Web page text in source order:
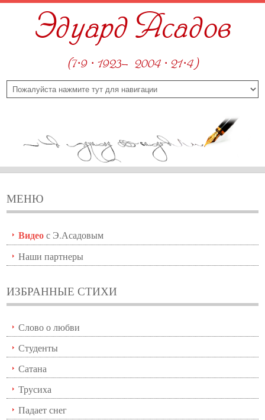
Эдуард Асадов
(7·9 · 1923—2004 · 21·4)
МЕНЮ
Видеос Э.Асадовым
Наши партнеры
ИЗБРАННЫЕ СТИХИ
Слово о любви
Студенты
Сатана
Трусиха
Падает снег